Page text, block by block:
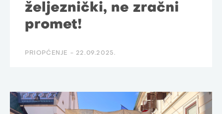
željeznički, ne zračni
promet!
PRIOPĆENJE - 22.09.2025.